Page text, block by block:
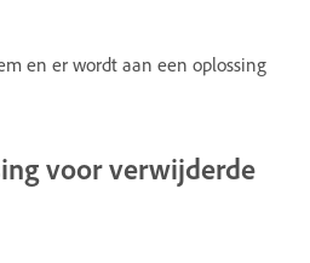
en er wordt aan een oplossing
voor verwijderde